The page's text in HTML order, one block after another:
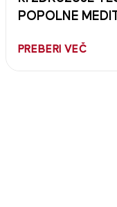
POPOLNE
PREBERI VEČ